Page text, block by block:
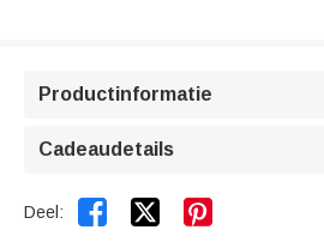
Productinformatie
Cadeaudetails
Deel:  